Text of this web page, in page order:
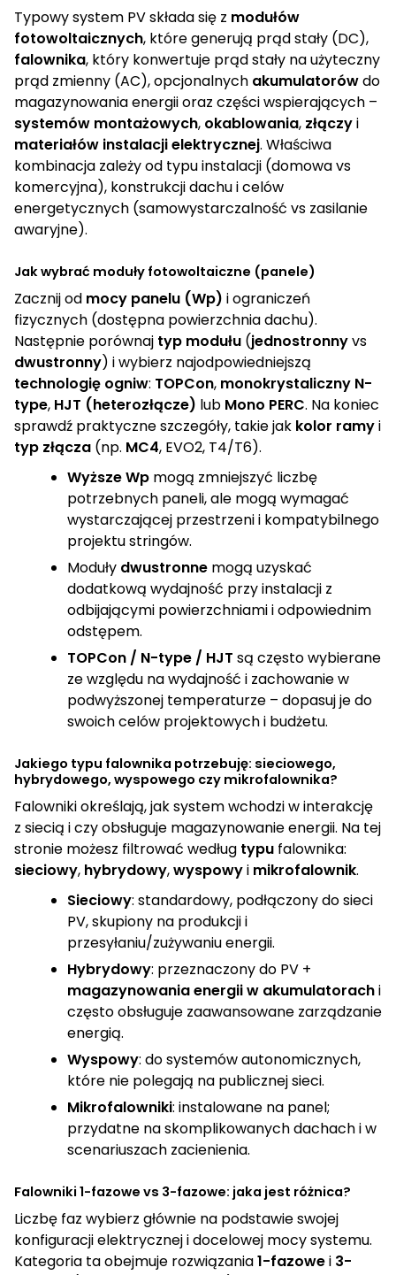
1
1
1
1
Typowy system PV składa się z modułów
fotowoltaicznych, które generują prąd stały (DC),
falownika, który konwertuje prąd stały na użyteczny
prąd zmienny (AC), opcjonalnych akumulatorówdo
magazynowania energii oraz części wspierających –
systemów montażowych, okablowania, złączyi
materiałów instalacji elektrycznej. Właściwa
kombinacja zależy od typu instalacji (domowa vs
komercyjna), konstrukcji dachu i celów
energetycznych (samowystarczalność vs zasilanie
awaryjne).
Jak wybrać moduły fotowoltaiczne (panele)
Zacznij od mocy panelu (Wp) i ograniczeń
fizycznych (dostępna powierzchnia dachu).
Następnie porównaj typ modułu (jednostronnyvs
dwustronny) i wybierz najodpowiedniejszą
technologię ogniw: TOPCon, monokrystaliczny N-
type, HJT (heterozłącze) lub Mono PERC. Na koniec
sprawdź praktyczne szczegóły, takie jak kolor ramyi
typ złącza (np. MC4, EVO2, T4/T6).
Wyższe Wp mogą zmniejszyć liczbę
potrzebnych paneli, ale mogą wymagać
wystarczającej przestrzeni i kompatybilnego
projektu stringów.
Moduły dwustronne mogą uzyskać
dodatkową wydajność przy instalacji z
odbijającymi powierzchniami i odpowiednim
odstępem.
TOPCon / N-type / HJT są często wybierane
ze względu na wydajność i zachowanie w
podwyższonej temperaturze – dopasuj je do
swoich celów projektowych i budżetu.
Jakiego typu falownika potrzebuję: sieciowego,
hybrydowego, wyspowego czy mikrofalownika?
Falowniki określają, jak system wchodzi w interakcję
z siecią i czy obsługuje magazynowanie energii. Na tej
stronie możesz filtrować według typu falownika:
sieciowy, hybrydowy,wyspowyi mikrofalownik.
Sieciowy: standardowy, podłączony do sieci
PV, skupiony na produkcji i
przesyłaniu/zużywaniu energii.
Hybrydowy: przeznaczony do PV +
magazynowania energii w akumulatorachi
często obsługuje zaawansowane zarządzanie
energią.
Wyspowy: do systemów autonomicznych,
które nie polegają na publicznej sieci.
Mikrofalowniki: instalowane na panel;
przydatne na skomplikowanych dachach i w
scenariuszach zacienienia.
Falowniki 1-fazowe vs 3-fazowe: jaka jest różnica?
Liczbę faz wybierz głównie na podstawie swojej
konfiguracji elektrycznej i docelowej mocy systemu.
Kategoria ta obejmuje rozwiązania1-fazowei 3-